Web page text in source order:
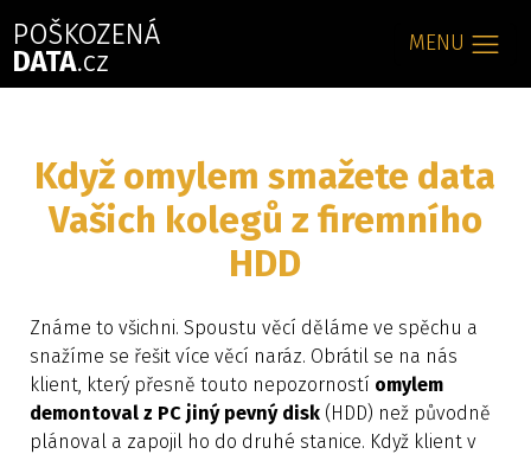
MENU
Když omylem smažete data
Vašich kolegů z firemního
HDD
Známe to všichni. Spoustu věcí děláme ve spěchu a
snažíme se řešit více věcí naráz. Obrátil se na nás
klient, který přesně touto nepozorností omylem
demontoval z PC jiný pevný disk (HDD) než původně
plánoval a zapojil ho do druhé stanice. Když klient v